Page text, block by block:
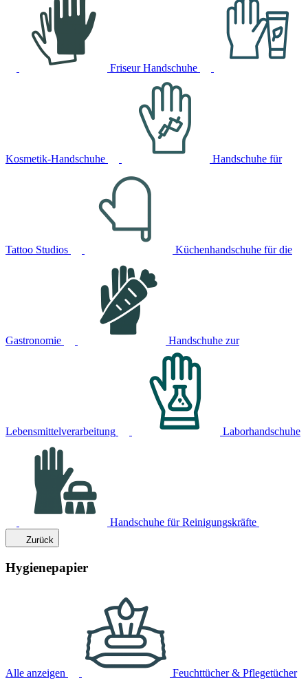
Friseur Handschuhe
Kosmetik-Handschuhe Handschuhe für
Tattoo Studios Küchenhandschuhe für die
Gastronomie Handschuhe zur
Lebensmittelverarbeitung Laborhandschuhe
Handschuhe für Reinigungskräfte
Zurück
Hygienepapier
Alle anzeigen Feuchttücher & Pflegetücher